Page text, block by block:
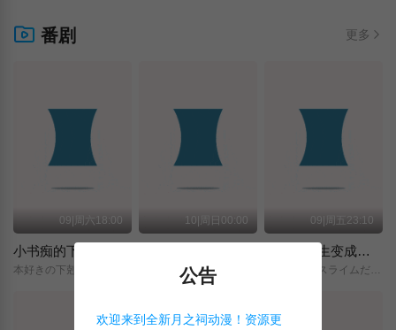
番剧 更多
09|周六18:00 10|周日00:00 09|周五23:10
关于我转生变成史莱姆这档事 第四季
転生したらスライムだった件/第4期/
公告
欢迎来到全新月之祠动漫！资源更